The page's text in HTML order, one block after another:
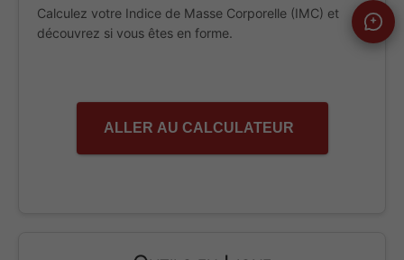
Calculez votre Indice de Masse Corporelle (IMC) et
découvrez si vous êtes en forme.
ALLER AU CALCULATEUR